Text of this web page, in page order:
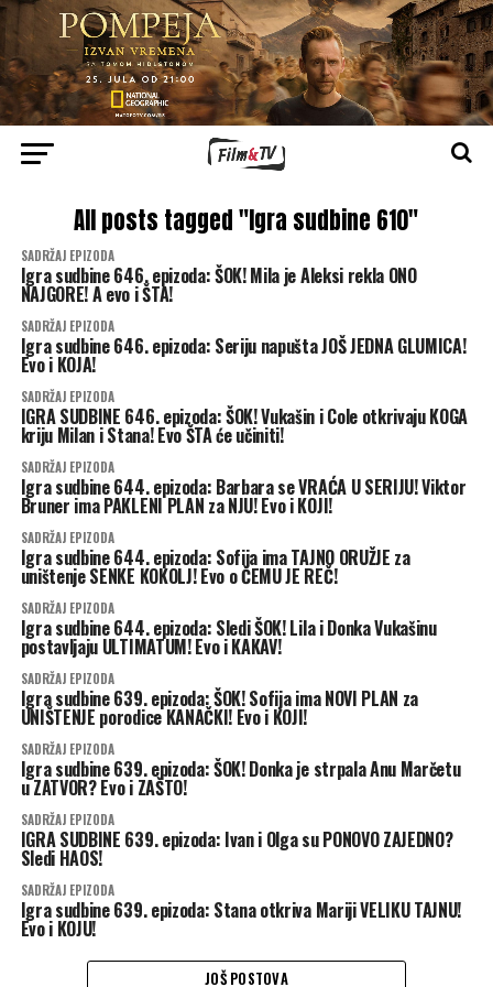
All posts tagged "Igra sudbine 610"
SADRŽAJ EPIZODA
Igra sudbine 646. epizoda: ŠOK! Mila je Aleksi rekla ONO
NAJGORE! A evo i ŠTA!
SADRŽAJ EPIZODA
Igra sudbine 646. epizoda: Seriju napušta JOŠ JEDNA GLUMICA!
Evo i KOJA!
SADRŽAJ EPIZODA
IGRA SUDBINE 646. epizoda: ŠOK! Vukašin i Cole otkrivaju KOGA
kriju Milan i Stana! Evo ŠTA će učiniti!
SADRŽAJ EPIZODA
Igra sudbine 644. epizoda: Barbara se VRAĆA U SERIJU! Viktor
Bruner ima PAKLENI PLAN za NJU! Evo i KOJI!
SADRŽAJ EPIZODA
Igra sudbine 644. epizoda: Sofija ima TAJNO ORUŽJE za
uništenje SENKE KOKOLJ! Evo o ČEMU JE REČ!
SADRŽAJ EPIZODA
Igra sudbine 644. epizoda: Sledi ŠOK! Lila i Donka Vukašinu
postavljaju ULTIMATUM! Evo i KAKAV!
SADRŽAJ EPIZODA
Igra sudbine 639. epizoda: ŠOK! Sofija ima NOVI PLAN za
UNIŠTENJE porodice KANAČKI! Evo i KOJI!
SADRŽAJ EPIZODA
Igra sudbine 639. epizoda: ŠOK! Donka je strpala Anu Marčetu
u ZATVOR? Evo i ZAŠTO!
SADRŽAJ EPIZODA
IGRA SUDBINE 639. epizoda: Ivan i Olga su PONOVO ZAJEDNO?
Sledi HAOS!
SADRŽAJ EPIZODA
Igra sudbine 639. epizoda: Stana otkriva Mariji VELIKU TAJNU!
Evo i KOJU!
JOŠ POSTOVA